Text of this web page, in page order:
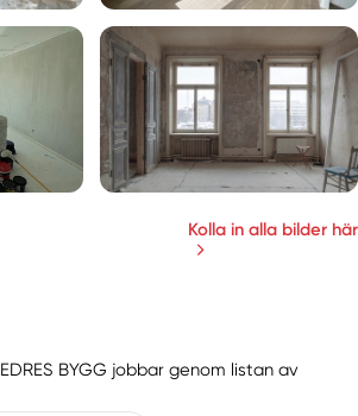
Kolla in alla bilder här
BYGG jobbar genom listan av